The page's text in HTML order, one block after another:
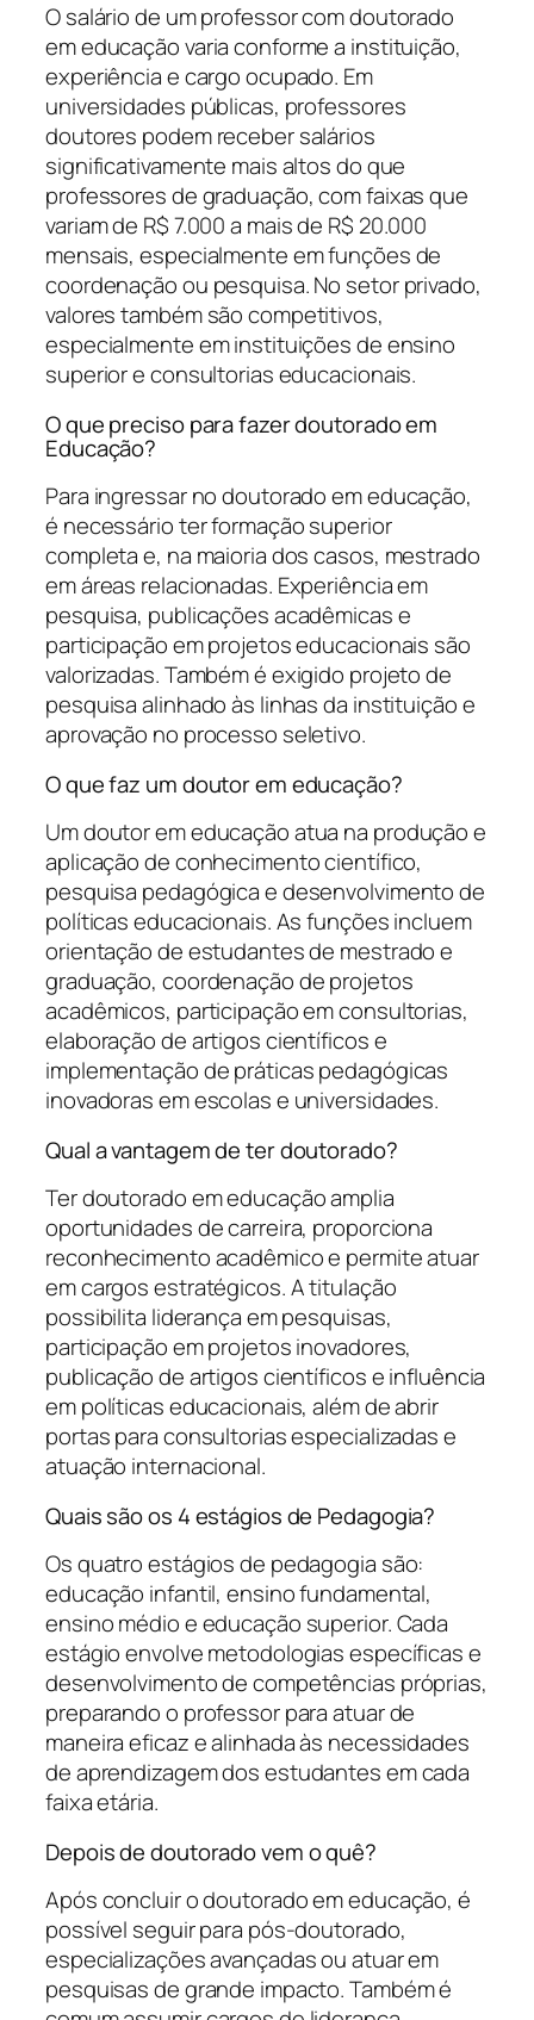
O salário de um professor com doutorado
em educação varia conforme a instituição,
experiência e cargo ocupado. Em
universidades públicas, professores
doutores podem receber salários
significativamente mais altos do que
professores de graduação, com faixas que
variam de R$ 7.000 a mais de R$ 20.000
mensais, especialmente em funções de
coordenação ou pesquisa. No setor privado,
valores também são competitivos,
especialmente em instituições de ensino
superior e consultorias educacionais.
O que preciso para fazer doutorado em
Educação?
Para ingressar no doutorado em educação,
é necessário ter formação superior
completa e, na maioria dos casos, mestrado
em áreas relacionadas. Experiência em
pesquisa, publicações acadêmicas e
participação em projetos educacionais são
valorizadas. Também é exigido projeto de
pesquisa alinhado às linhas da instituição e
aprovação no processo seletivo.
O que faz um doutor em educação?
Um doutor em educação atua na produção e
aplicação de conhecimento científico,
pesquisa pedagógica e desenvolvimento de
políticas educacionais. As funções incluem
orientação de estudantes de mestrado e
graduação, coordenação de projetos
acadêmicos, participação em consultorias,
elaboração de artigos científicos e
implementação de práticas pedagógicas
inovadoras em escolas e universidades.
Qual a vantagem de ter doutorado?
Ter doutorado em educação amplia
oportunidades de carreira, proporciona
reconhecimento acadêmico e permite atuar
em cargos estratégicos. A titulação
possibilita liderança em pesquisas,
participação em projetos inovadores,
publicação de artigos científicos e influência
em políticas educacionais, além de abrir
portas para consultorias especializadas e
atuação internacional.
Quais são os 4 estágios de Pedagogia?
Os quatro estágios de pedagogia são:
educação infantil, ensino fundamental,
ensino médio e educação superior. Cada
estágio envolve metodologias específicas e
desenvolvimento de competências próprias,
preparando o professor para atuar de
maneira eficaz e alinhada às necessidades
de aprendizagem dos estudantes em cada
faixa etária.
Depois de doutorado vem o quê?
Após concluir o doutorado em educação, é
possível seguir para pós-doutorado,
especializações avançadas ou atuar em
pesquisas de grande impacto. Também é